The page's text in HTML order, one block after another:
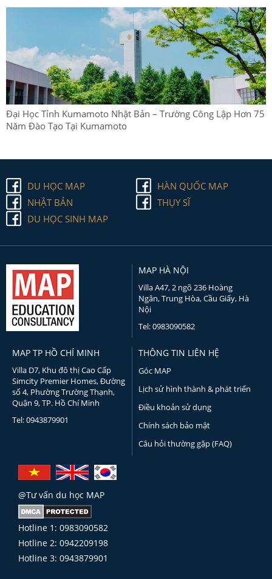
Đại Học Tỉnh Kumamoto Nhật Bản – Trường Công Lập Hơn 75
Năm Đào Tạo Tại Kumamoto
DU HỌC MAP
HÀN QUỐC MAP
NHẬT BẢN
THỤY SĨ
DU HỌC SINH MAP
MAP HÀ NỘI
Villa A47, 2 ngõ 236 Hoàng
Ngân, Trung Hòa, Cầu Giấy, Hà
Nội
Tel: 0983090582
MAP TP HỒ CHÍ MINH
Villa D7, Khu đô thị Cao Cấp
Simcity Premier Homes, Đường
số 4, Phường Trường Thạnh,
Quận 9, TP. Hồ Chí Minh
Tel: 0943879901
THÔNG TIN LIÊN HỆ
Góc MAP
Lịch sử hình thành & phát triển
Điều khoản sử dụng
Chính sách bảo mật
Câu hỏi thường gặp (FAQ)
@Tư vấn du học MAP
Hotline 1: 0983090582
Hotline 2: 0942209198
Hotline 3: 0943879901